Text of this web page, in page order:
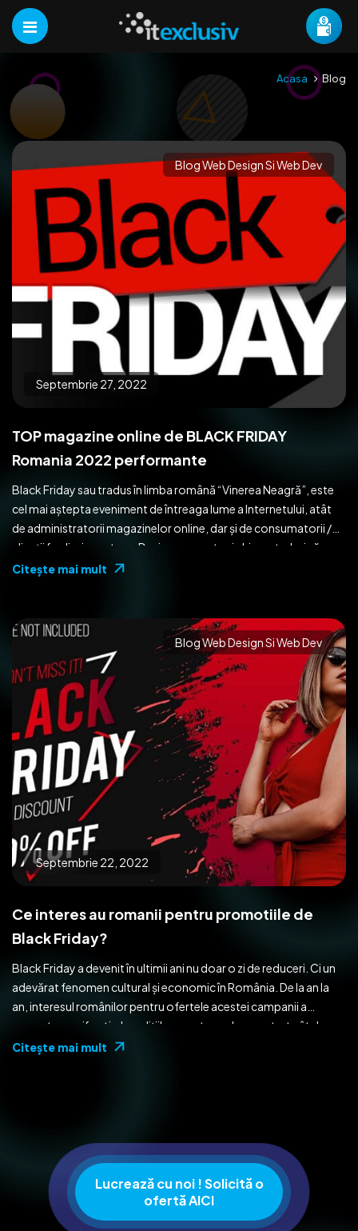
Acasa Blog
Blog Web Design Si Web Dev
Septembrie 27, 2022
TOP magazine online de BLACK FRIDAY
Romania 2022 performante
Black Friday sau tradus în limba română “Vinerea Neagră”, este
cel mai aștepta eveniment de întreaga lume a Internetului, atât
de administratorii magazinelor online, dar și de consumatorii /
clienții finali, ai acestora. Desigur, aceasta zi chiar ar trebui să
aducă un plus valoare în buzunarul tuturor, deoarece oricine
Citeşte mai mult
Blog Web Design Si Web Dev
Septembrie 22, 2022
Ce interes au romanii pentru promotiile de
Black Friday?
Black Friday a devenit în ultimii ani nu doar o zi de reduceri. Ci un
adevărat fenomen cultural și economic în România. De la an la
an, interesul românilor pentru ofertele acestei campanii a
crescut semnificativ. Iar edițiile recente au demonstrat cât de
puternică este influența acestui eveniment asupra
Citeşte mai mult
Lucrează cu noi ! Solicită o
ofertă AICI